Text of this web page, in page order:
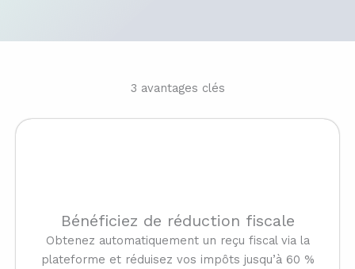
3 avantages clés
Bénéficiez de réduction fiscale
Obtenez automatiquement un reçu fiscal via la
plateforme et réduisez vos impôts jusqu’à 60 %